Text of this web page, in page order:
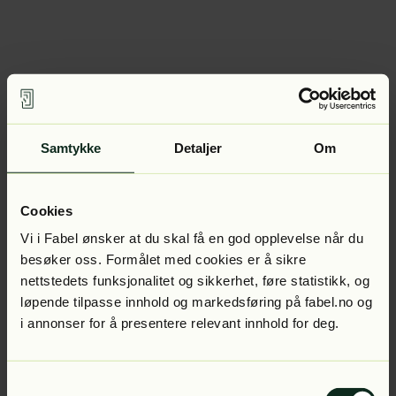
Samtykke Detaljer Om
Cookies
Vi i Fabel ønsker at du skal få en god opplevelse når du
besøker oss. Formålet med cookies er å sikre
nettstedets funksjonalitet og sikkerhet, føre statistikk, og
løpende tilpasse innhold og markedsføring på fabel.no og
i annonser for å presentere relevant innhold for deg.